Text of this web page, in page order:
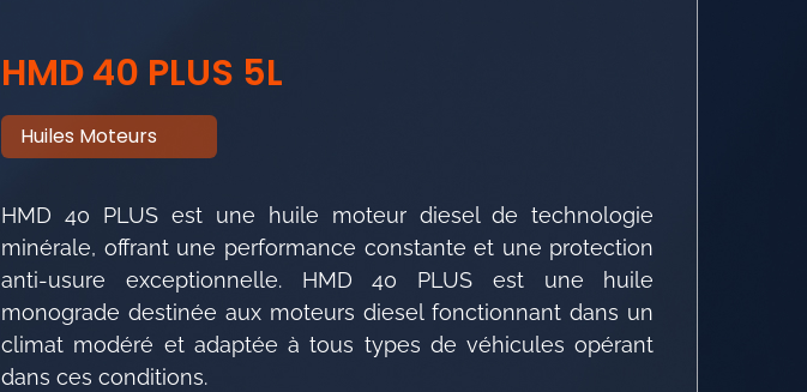
HMD 40 PLUS 5L
Huiles Moteurs
HMD 40 PLUS est une huile moteur diesel de technologie
minérale, offrant une performance constante et une protection
anti-usure exceptionnelle. HMD 40 PLUS est une huile
monograde destinée aux moteurs diesel fonctionnant dans un
climat modéré et adaptée à tous types de véhicules opérant
dans ces conditions.